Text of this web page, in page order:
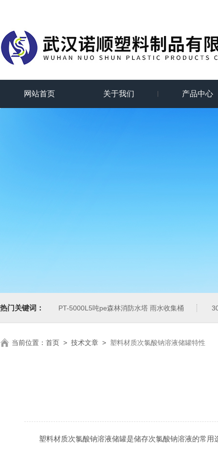
网站首页 关于我们 产品中心
热门关键词： PT-5000L5吨pe森林消防水塔 雨水收集桶
当前位置： 首页 > 技术文章 > 塑料材质次氯酸钠溶液储罐特性
塑料材质次氯酸钠溶液储罐是储存次氯酸钠溶液的常用